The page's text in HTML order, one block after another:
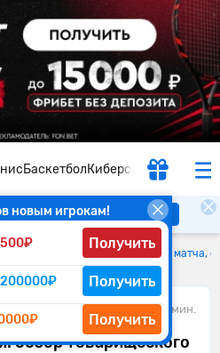
БаскетболКиберспорт
новым игрокам!
Получить
200000₽ Получить
Получить
Скачать
Норвегия: обзор товарищеского матча,
1 мин.
обзор товарищеского